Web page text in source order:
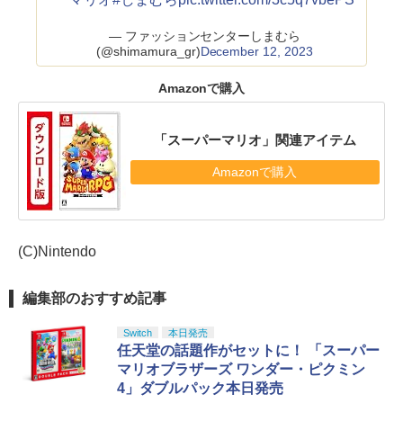
— ファッションセンターしまむら
(@shimamura_gr)December 12, 2023
Amazonで購入
「スーパーマリオ」関連アイテム
Amazonで購入
(C)Nintendo
編集部のおすすめ記事
Switch 本日発売
任天堂の話題作がセットに！ 「スーパー
マリオブラザーズ ワンダー・ピクミン
4」ダブルパック本日発売